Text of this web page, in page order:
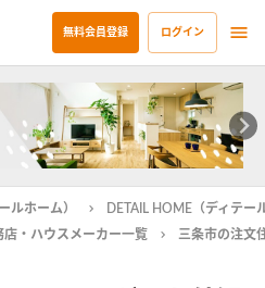
無料会員登録 ログイン
ルホーム）
DETAIL HOME（ディテ
・ハウスメーカー一覧 三条市の注文